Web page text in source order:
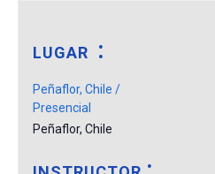
LUGAR
Peñaflor, Chile /
Presencial
Peñaflor, Chile